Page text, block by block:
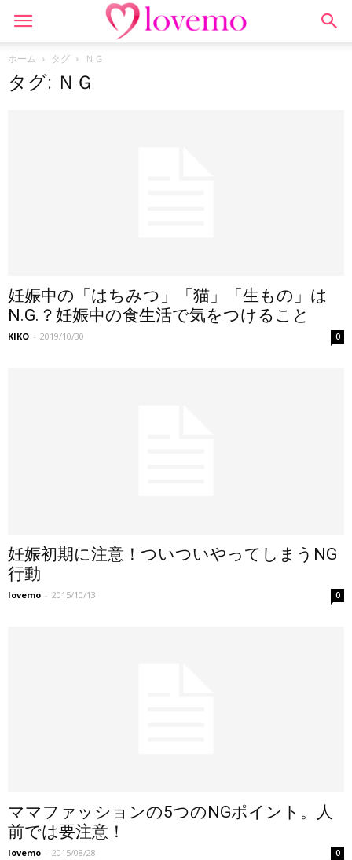
ホーム タグ ＮＧ
タグ: ＮＧ
妊娠中の「はちみつ」「猫」「生もの」は
N.G.？妊娠中の食生活で気をつけること
KIKO - 2019/10/30 0
妊娠初期に注意！ついついやってしまうNG
行動
lovemo - 2015/10/13 0
ママファッションの5つのNGポイント。人
前では要注意！
lovemo - 2015/08/28 0